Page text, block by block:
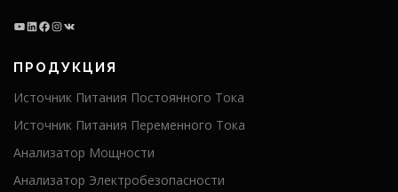
ПРОДУКЦИЯ
Источник Питания Постоянного Тока
Источник Питания Переменного Тока
Анализатор Мощности
Анализатор Электробезопасности